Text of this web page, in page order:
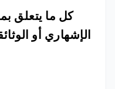
كل ما يتعلق
الإشهاري أو